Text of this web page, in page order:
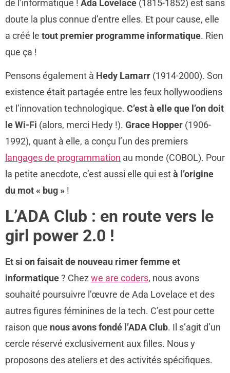
de l’informatique ! Ada Lovelace (1815-1852) est sans
doute la plus connue d’entre elles. Et pour cause, elle
a créé le tout premier programme informatique. Rien
que ça !
Pensons également à Hedy Lamarr (1914-2000). Son
existence était partagée entre les feux hollywoodiens
et l’innovation technologique. C’est à elle que l’on doit
le Wi-Fi (alors, merci Hedy !). Grace Hopper (1906-
1992), quant à elle, a conçu l’un des premiers
langages de programmation au monde (COBOL). Pour
la petite anecdote, c’est aussi elle qui està l’origine
du mot « bug » !
L’ADA Club : en route vers le
girl power 2.0 !
Et si on faisait de nouveau rimer femme et
informatique? Chez we are coders, nous avons
souhaité poursuivre l’œuvre de Ada Lovelace et des
autres figures féminines de la tech. C’est pour cette
raison que nous avons fondé l’ADA Club. Il s’agit d’un
cercle réservé exclusivement aux filles. Nous y
proposons des ateliers et des activités spécifiques.